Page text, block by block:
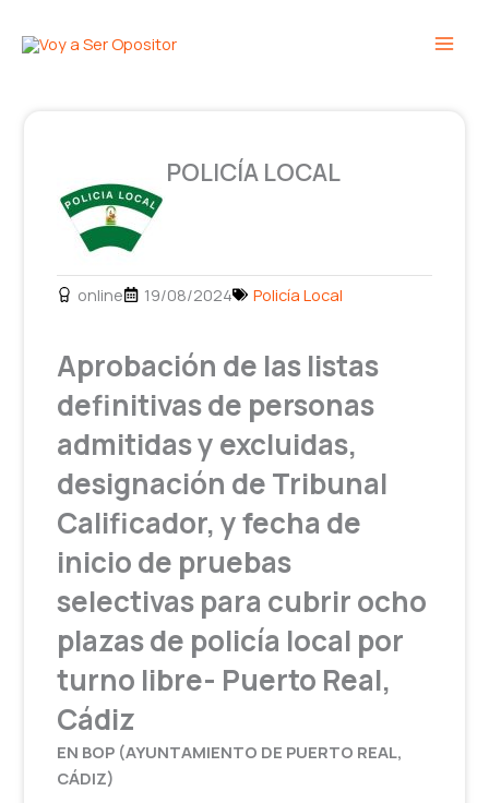
POLICÍA LOCAL
online 19/08/2024 Policía Local
Aprobación de las listas
definitivas de personas
admitidas y excluidas,
designación de Tribunal
Calificador, y fecha de
inicio de pruebas
selectivas para cubrir ocho
plazas de policía local por
turno libre- Puerto Real,
Cádiz
EN BOP (AYUNTAMIENTO DE PUERTO REAL,
CÁDIZ)